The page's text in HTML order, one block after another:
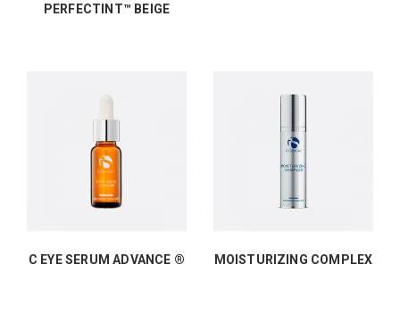
PERFECTINT™ BEIGE
C EYE SERUM ADVANCE ® MOISTURIZING COMPLEX